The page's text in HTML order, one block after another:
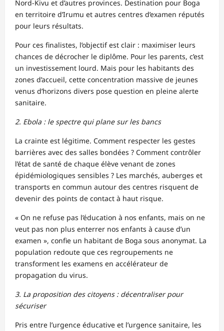
Nord-Kivu et d’autres provinces. Destination pour Boga
en territoire d’Irumu et autres centres d’examen réputés
pour leurs résultats.
Pour ces finalistes, l’objectif est clair : maximiser leurs
chances de décrocher le diplôme. Pour les parents, c’est
un investissement lourd. Mais pour les habitants des
zones d’accueil, cette concentration massive de jeunes
venus d’horizons divers pose question en pleine alerte
sanitaire.
2. Ebola : le spectre qui plane sur les bancs
La crainte est légitime. Comment respecter les gestes
barrières avec des salles bondées ? Comment contrôler
l’état de santé de chaque élève venant de zones
épidémiologiques sensibles ? Les marchés, auberges et
transports en commun autour des centres risquent de
devenir des points de contact à haut risque.
« On ne refuse pas l’éducation à nos enfants, mais on ne
veut pas non plus enterrer nos enfants à cause d’un
examen », confie un habitant de Boga sous anonymat. La
population redoute que ces regroupements ne
transforment les examens en accélérateur de
propagation du virus.
3. La proposition des citoyens : décentraliser pour
sécuriser
Pris entre l’urgence éducative et l’urgence sanitaire, les